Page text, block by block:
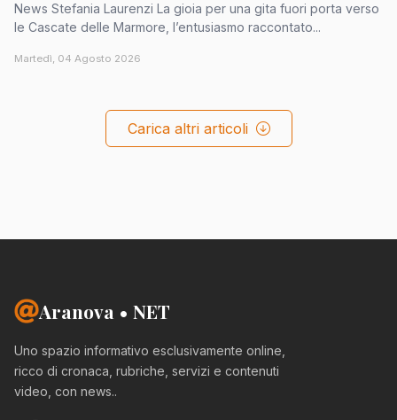
News Stefania Laurenzi La gioia per una gita fuori porta verso
le Cascate delle Marmore, l’entusiasmo raccontato...
Martedì, 04 Agosto 2026
Carica altri articoli
Aranova • NET
Uno spazio informativo esclusivamente online,
ricco di cronaca, rubriche, servizi e contenuti
video, con news..